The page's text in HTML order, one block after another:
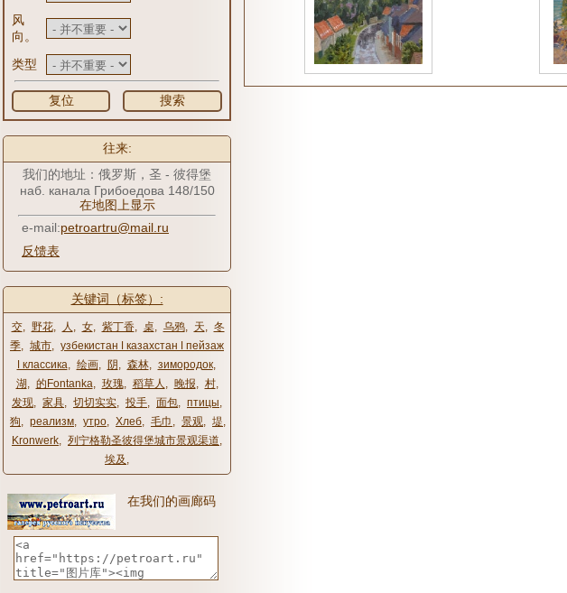
风
向。
类型
复位 搜索
往来:
我们的地址：俄罗斯，圣 - 彼得堡
наб. канала Грибоедова 148/150
在地图上显示
e-mail:petroartru@mail.ru
反馈表
关键词（标签）:
交, 野花, 人 , 女, 紫丁香, 桌, 乌鸦, 天, 冬
季, 城市, узбекистан ǀ казахстан ǀ пейзаж
ǀ классика, 绘画, 阴 , 森林, зимородок,
湖, 的Fontanka, 玫瑰, 稻草人 , 晚报, 村,
发现, 家具, 切切实实, 投手, 面包, птицы,
狗, реализм, утро, Хлеб, 毛巾 , 景观, 堤,
Kronwerk, 列宁格勒圣彼得堡城市景观渠道,
埃及 ,
在我们的画廊码